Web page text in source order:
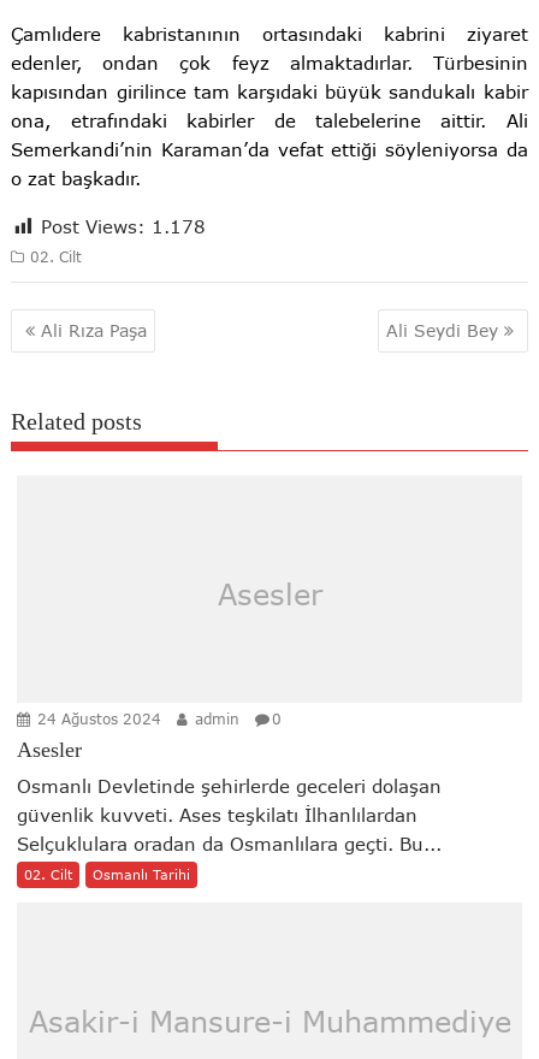
Çamlıdere kabristanının ortasındaki kabrini ziyaret
edenler, ondan çok feyz almaktadırlar. Türbesinin
kapısından girilince tam karşıdaki büyük sandukalı kabir
ona, etrafındaki kabirler de talebelerine aittir. Ali
Semerkandi’nin Karaman’da vefat ettiği söyleniyorsa da
o zat başkadır.
Post Views: 1.178
02. Cilt
Yazı
gezinmesi
Ali Rıza Paşa Ali Seydi Bey
Related posts
Asesler
24 Ağustos 2024 admin 0
Asesler
Osmanlı Devletinde şehirlerde geceleri dolaşan
güvenlik kuvveti. Ases teşkilatı İlhanlılardan
Selçuklulara oradan da Osmanlılara geçti. Bu...
02. Cilt Osmanlı Tarihi
Asakir-i Mansure-i Muhammediye